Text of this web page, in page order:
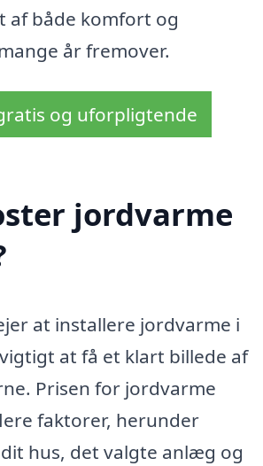
af både komfort og
år fremover.
og uforpligtende
jordvarme
at installere jordvarme i
at få et klart billede af
Prisen for jordvarme
faktorer, herunder
hus, det valgte anlæg og